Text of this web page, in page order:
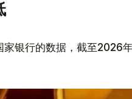
家银行的数据，截至2026